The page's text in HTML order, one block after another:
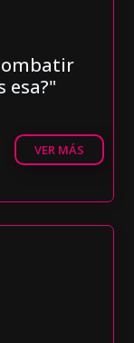
esa?"
VER MÁS